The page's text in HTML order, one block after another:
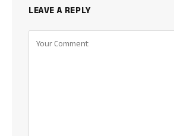
LEAVE A REPLY